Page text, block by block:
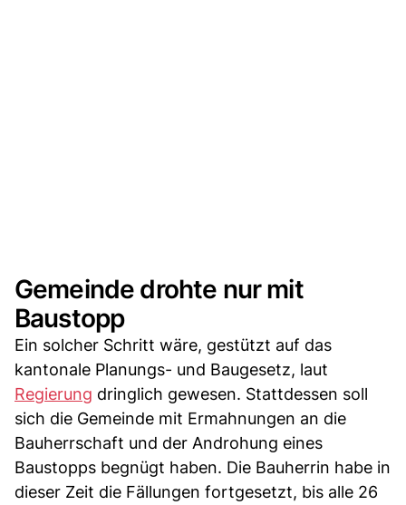
Gemeinde drohte nur mit
Baustopp
Ein solcher Schritt wäre, gestützt auf das
kantonale Planungs- und Baugesetz, laut
Regierung dringlich gewesen. Stattdessen soll
sich die Gemeinde mit Ermahnungen an die
Bauherrschaft und der Androhung eines
Baustopps begnügt haben. Die Bauherrin habe in
dieser Zeit die Fällungen fortgesetzt, bis alle 26